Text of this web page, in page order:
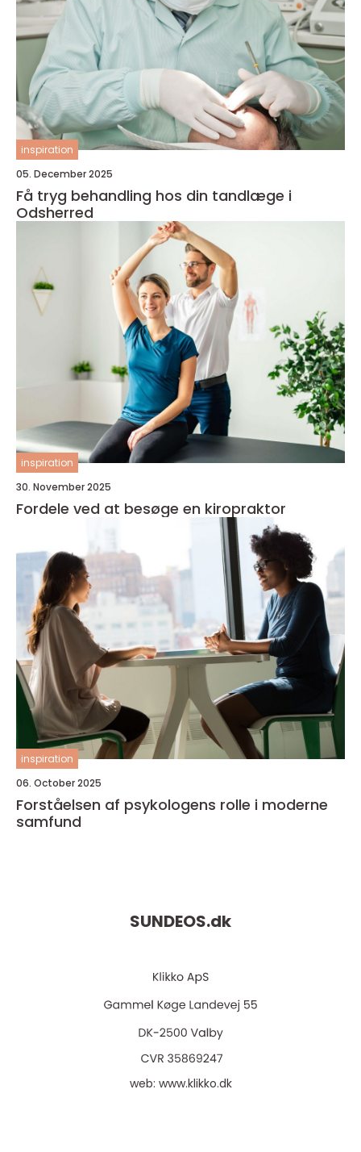
inspiration
05. December 2025
Få tryg behandling hos din tandlæge i
Odsherred
inspiration
30. November 2025
Fordele ved at besøge en kiropraktor
inspiration
06. October 2025
Forståelsen af psykologens rolle i moderne
samfund
SUNDEOS.dk
web: www.klikko.dk